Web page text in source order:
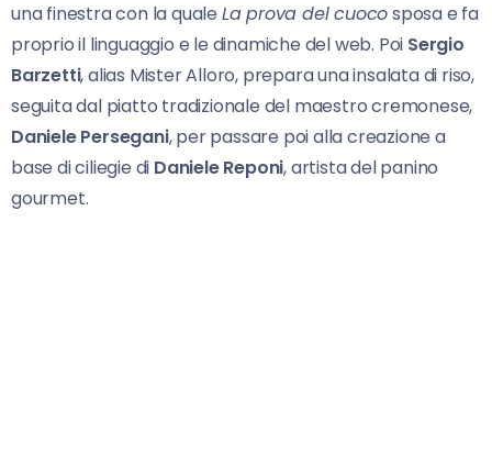
una finestra con la quale La prova del cuocosposa e fa
proprio il linguaggio e le dinamiche del web. Poi Sergio
Barzetti, alias Mister Alloro, prepara una insalata di riso,
seguita dal piatto tradizionale del maestro cremonese,
Daniele Persegani, per passare poi alla creazione a
base di ciliegie di Daniele Reponi, artista del panino
gourmet.